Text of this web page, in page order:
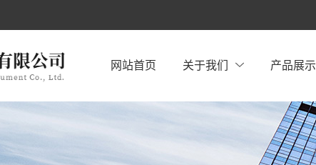
网站首页 关于我们 产品展示